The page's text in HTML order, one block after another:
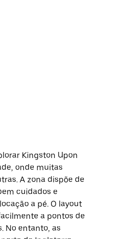
Kingston Upon
onde muitas
A zona dispõe de
cuidados e
a pé. O layout
a pontos de
No entanto, as